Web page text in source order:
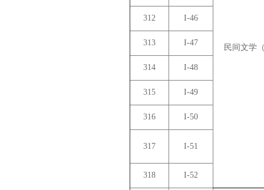
民间文学
312 I-46
313 I-47
314 I-48
315 I-49
316 I-50
317 I-51
318 I-52